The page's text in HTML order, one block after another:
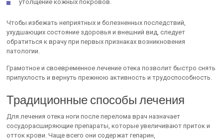
утолщение кожных покровов.
Чтобы избежать неприятных и болезненных последствий,
ухудшающих состояние здоровья и внешний вид, следует
обратиться к врачу при первых признаках возникновения
патологии.
Грамотное и своевременное лечение отека позволит быстро снять
припухлость и вернуть прежнюю активность и трудоспособность.
Традиционные способы лечения
Для лечения отека ноги после перелома врач назначает
сосудорасширяющие препараты, которые увеличивают приток и
отток крови. Чаще всего они содержат гепарин,